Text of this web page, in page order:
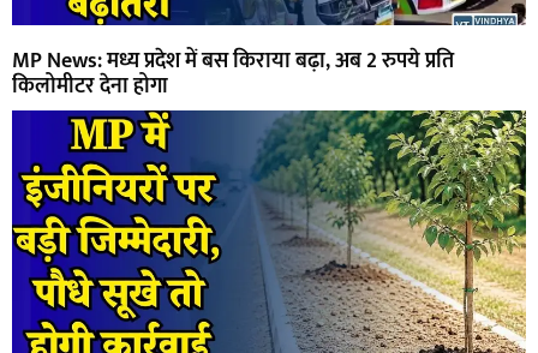
MP News: मध्य प्रदेश में बस किराया बढ़ा, अब 2 रुपये प्रति
किलोमीटर देना होगा